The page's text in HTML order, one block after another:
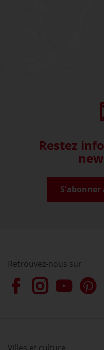
Restez
Retrouvez-nous sur
Villes et culture